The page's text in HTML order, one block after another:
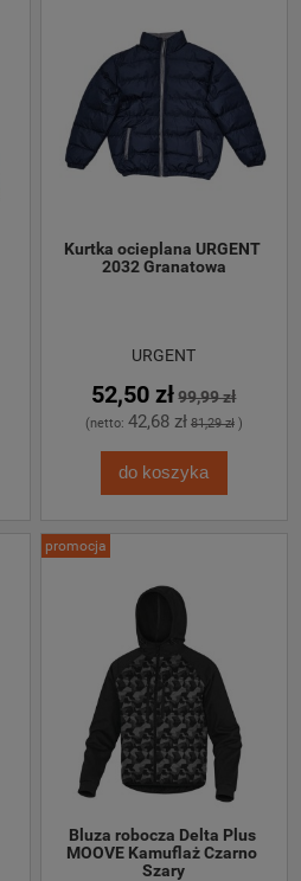
Kurtka ocieplana URGENT
2032 Granatowa
URGENT
52,50 zł 99,99 zł
(netto: 42,68 zł 81,29 zł)
do koszyka
Bluza robocza Delta Plus
MOOVE Kamuflaż Czarno
Szary
promocja